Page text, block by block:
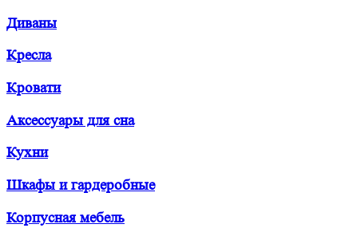
Диваны
Кресла
Кровати
Аксессуары для сна
Кухни
Шкафы и гардеробные
Корпусная мебель